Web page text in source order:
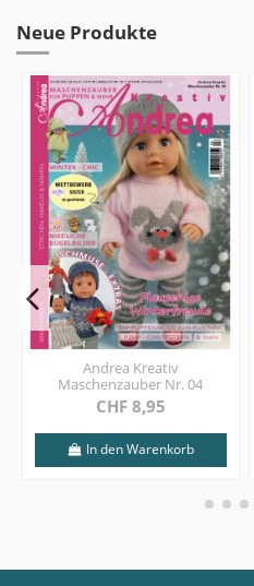
Neue Produkte
Andrea Kreativ
Maschenzauber Nr. 04
CHF 8,95
In den Warenkorb